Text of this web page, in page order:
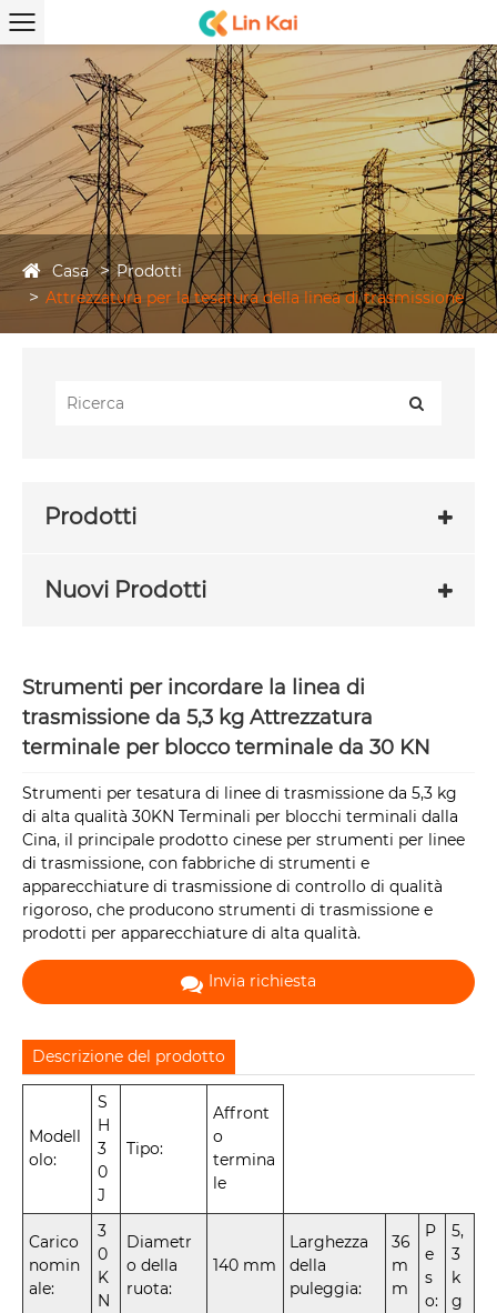
Casa
Prodotti
Attrezzatura per la tesatura della linea di trasmissione
Prodotti
Nuovi Prodotti
Strumenti per incordare la linea di
trasmissione da 5,3 kg Attrezzatura
terminale per blocco terminale da 30 KN
Strumenti per tesatura di linee di trasmissione da 5,3 kg
di alta qualità 30KN Terminali per blocchi terminali dalla
Cina, il principale prodotto cinese per strumenti per linee
di trasmissione, con fabbriche di strumenti e
apparecchiature di trasmissione di controllo di qualità
rigoroso, che producono strumenti di trasmissione e
prodotti per apparecchiature di alta qualità.
Invia richiesta
Descrizione del prodotto
Modell
olo:
S
H
3
0
J
Tipo:
Affront
o
termina
le
Carico
nomin
ale:
3
0
K
N
Diametr
o della
ruota:
140 mm
Larghezza
della
puleggia:
36
m
m
P
e
s
o:
5,
3
k
g